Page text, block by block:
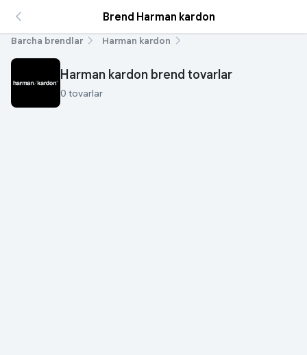
Brend Harman kardon
Barcha brendlar Harman kardon
Harman kardon brend tovarlar
0 tovarlar